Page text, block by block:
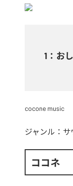
1 ： お
cocone music
ジャンル： サ
ココネ